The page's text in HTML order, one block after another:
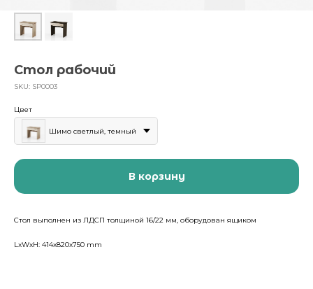
Стол рабочий
SKU: SP0003
Цвет
Шимо светлый, темный
В корзину
Стол выполнен из ЛДСП толщиной 16/22 мм, оборудован ящиком
LxWxH: 414x820x750 mm